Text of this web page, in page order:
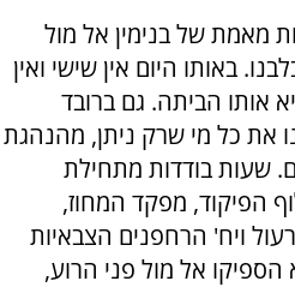
מאמת של בנימין אל מול
באותו היום אין שישי ואין
אותו הביתה. גם ברובד
את כל מי שרק ניתן, מהנהגת
שעות בודדות מתחילת
הפיקוד, מפקד המחוז,
ויח' הרחפנים הצבאיות
הספיקו אל מול פני הרוע,